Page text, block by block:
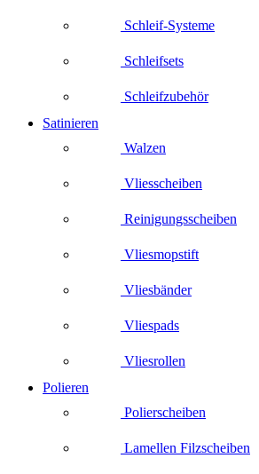
Schleif-Systeme
Schleifsets
Schleifzubehör
Satinieren
Walzen
Vliesscheiben
Reinigungsscheiben
Vliesmopstift
Vliesbänder
Vliespads
Vliesrollen
Polieren
Polierscheiben
Lamellen Filzscheiben